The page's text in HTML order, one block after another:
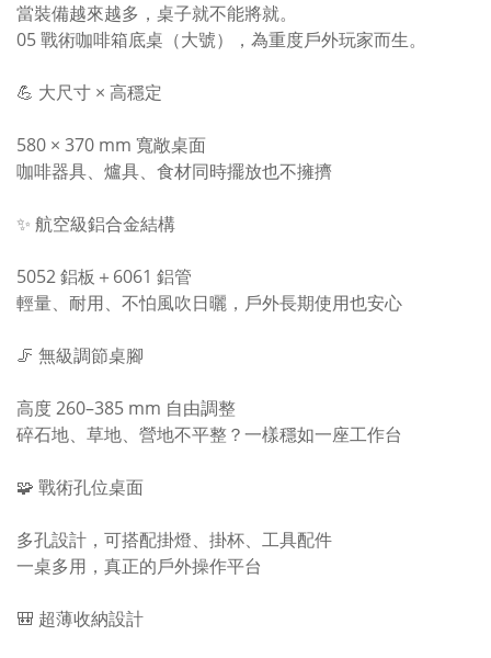
當裝備越來越多，桌子就不能將就。
05 戰術咖啡箱底桌（大號），為重度戶外玩家而生。
💪 大尺寸 × 高穩定
580 × 370 mm 寬敞桌面
咖啡器具、爐具、食材同時擺放也不擁擠
✨ 航空級鋁合金結構
5052 鋁板＋6061 鋁管
輕量、耐用、不怕風吹日曬，戶外長期使用也安心
🦵 無級調節桌腳
高度 260–385 mm 自由調整
碎石地、草地、營地不平整？一樣穩如一座工作台
🧩 戰術孔位桌面
多孔設計，可搭配掛燈、掛杯、工具配件
一桌多用，真正的戶外操作平台
🎒 超薄收納設計